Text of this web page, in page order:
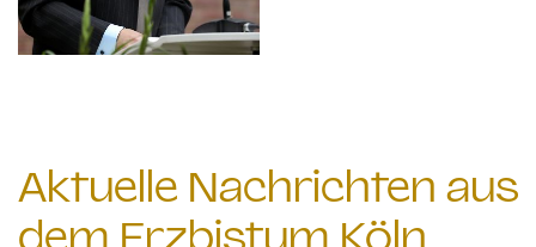
Aktuelle Nachrichten aus
dem Erzbistum Köln